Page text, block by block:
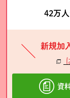
42万
新規加
資